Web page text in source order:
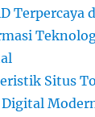
Terpercaya
Situs